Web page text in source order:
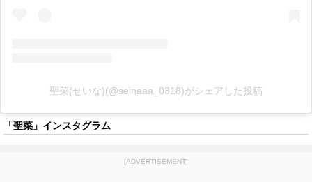
聖菜(せいな)(@seinaaa_0318)がシェアした投稿
「聖菜」インスタグラム
[ADVERTISEMENT]